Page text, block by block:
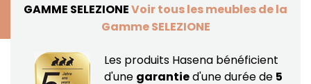
GAMME SELEZIONEVoir tous les meubles de la
Gamme SELEZIONE
Les produits Hasena bénéficient
d'une garantied'une durée de 5